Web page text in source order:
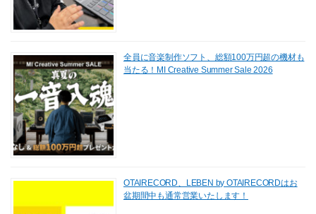
全員に音楽制作ソフト、総額100万円超の機材も
当たる！MI Creative Summer Sale 2026
OTAIRECORD、LEBEN by OTAIRECORDはお
盆期間中も通常営業いたします！